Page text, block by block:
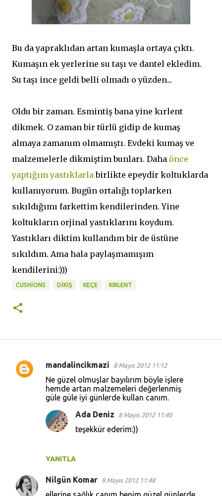
Bu da yapraklıdan artan kumaşla ortaya çıktı.
Kumaşın ek yerlerine su taşı ve dantel ekledim.
Su taşı ince geldi belli olmadı o yüzden...
Oldu bir zaman. Esmintiş bana yine kırlent
dikmek. O zaman bir türlü gidip de kumaş
almaya zamanım olmamıştı. Evdeki kumaş ve
malzemelerle dikmiştim bunları. Daha önce
yaptığım yastıklarlabirlikte epeydir koltuklarda
kullanıyorum. Bugün ortalığı toplarken
sıkıldığımı farkettim kendilerinden. Yine
koltukların orjinal yastıklarını koydum.
Yastıkları diktim kullandım bir de üstüne
sıkıldım. Ama hala paylaşmamışım
kendilerini:)))
CUSHIONS DIKIŞ KEÇE KIRLENT
Y
mandalincikmazi 8 Mayıs 2012 11:12
Ne güzel olmuşlar bayılırım böyle işlere
hemde artan malzemeleri değerlenmiş
güle güle iyi günlerde kullan canım.
YANITLA
Ada Deniz 8 Mayıs 2012 11:40
teşekkür ederim:))
Nilgün Komar 8 Mayıs 2012 11:48